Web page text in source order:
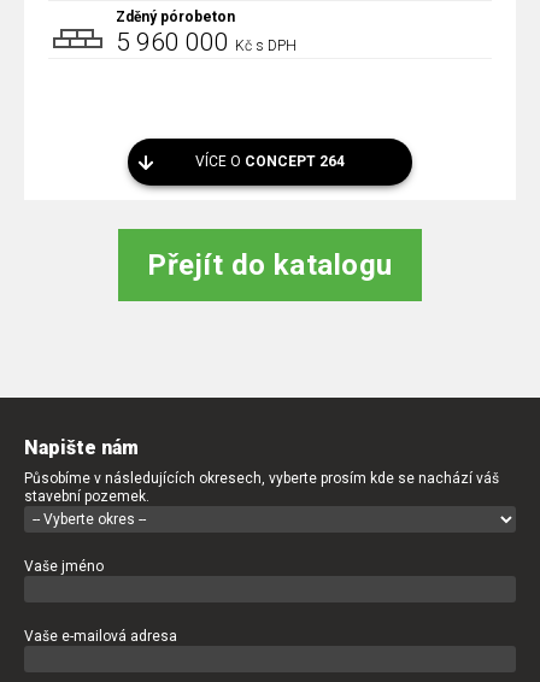
Zděný pórobeton
5 960 000 Kč s DPH
VÍCE O CONCEPT 264
Přejít do katalogu
Napište nám
Působíme v následujících okresech, vyberte prosím kde se nachází váš
stavební pozemek.
Vaše jméno
Vaše e-mailová adresa